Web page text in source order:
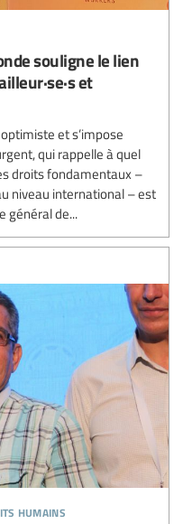
souligne le lien
et
et s’impose
qui rappelle à quel
droits fondamentaux –
niveau international – est
général de...
humains